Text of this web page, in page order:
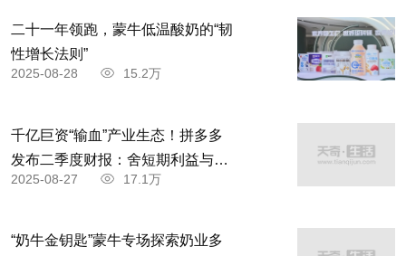
二十一年领跑，蒙牛低温酸奶的“韧
性增长法则”
2025-08-28 15.2万
千亿巨资“输血”产业生态！拼多多
发布二季度财报：舍短期利益与商
家共赴高质量发展
2025-08-27 17.1万
“奶牛金钥匙”蒙牛专场探索奶业多